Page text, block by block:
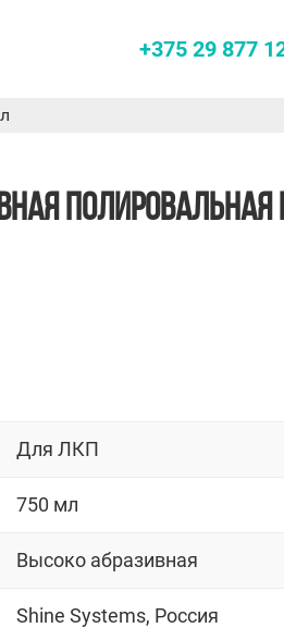
+375 29 877
ПОЛИРОВАЛЬНАЯ
Для ЛКП
750 мл
Высоко абразивная
Shine Systems, Россия